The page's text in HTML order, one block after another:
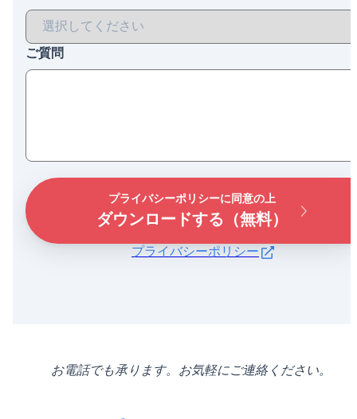
ご質問
プライバシーポリシーに同意の上
ダウンロードする（無料）
プライバシーポリシー
お電話でも承ります。お気軽にご連絡ください。